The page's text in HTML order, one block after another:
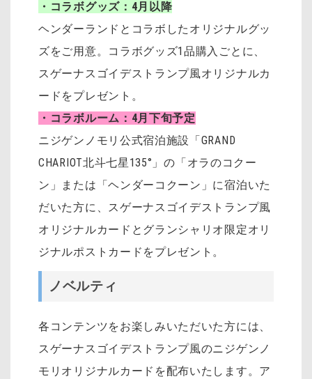
・コラボグッズ：4月以降
ヘンダーランドとコラボしたオリジナルグッ
ズをご用意。コラボグッズ1品購入ごとに、
スゲーナスゴイデストランプ風オリジナルカ
ードをプレゼント。
・コラボルーム：4月下旬予定
ニジゲンノモリ公式宿泊施設「GRAND
CHARIOT北斗七星135°」の「オラのコクー
ン」または「ヘンダーコクーン」に宿泊いた
だいた方に、スゲーナスゴイデストランプ風
オリジナルカードとグランシャリオ限定オリ
ジナルポストカードをプレゼント。
ノベルティ
各コンテンツをお楽しみいただいた方には、
スゲーナスゴイデストランプ風のニジゲンノ
モリオリジナルカードを配布いたします。ア